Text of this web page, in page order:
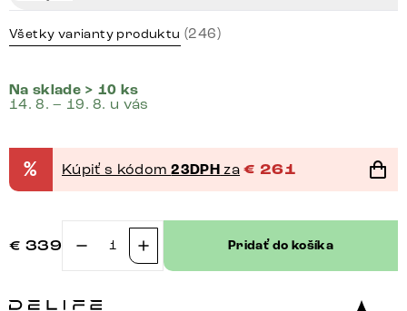
Všetky varianty produktu (246)
Na sklade > 10 ks
14. 8. – 19. 8. u vás
% Kúpiť s kódom23DPH za € 261
€ 339
množstvo
stolička
Pridať do košíka